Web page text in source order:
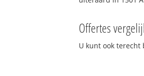
Offertes
U kunt ook terecht